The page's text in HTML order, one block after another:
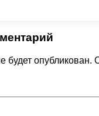
будет опубликован.